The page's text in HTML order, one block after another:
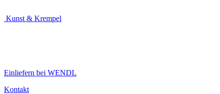
Kunst & Krempel
Einliefern bei WENDL
Kontakt